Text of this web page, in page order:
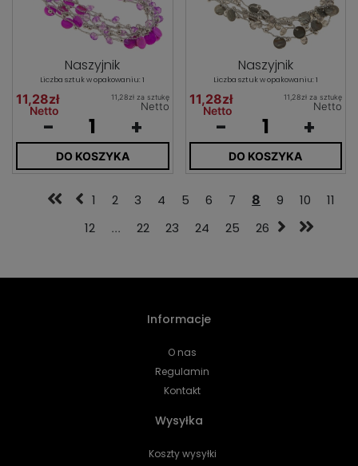
Naszyjnik
Liczba sztuk w opakowaniu: 1
11,28zł
Netto
11,28zł za sztukę
Netto
- +
DO KOSZYKA
Naszyjnik
Liczba sztuk w opakowaniu: 1
11,28zł
Netto
11,28zł za sztukę
Netto
- +
DO KOSZYKA
1 2 3 4 5 6 7 8 9 10
11
12
... 22 23 24 25 26
Informacje
O nas
Regulamin
Kontakt
Wysyłka
Koszty wysyłki